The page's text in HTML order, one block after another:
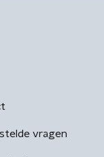
vragen